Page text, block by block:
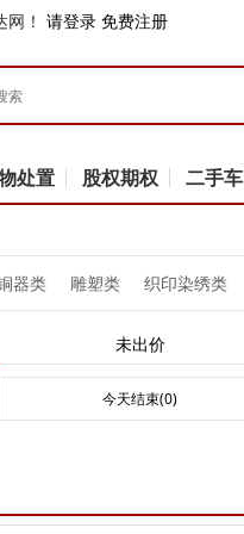
！ 请登录 免费注册
处置 股权期权 二手车
器类 雕塑类 织印染绣类
未出价
今天结束(0)